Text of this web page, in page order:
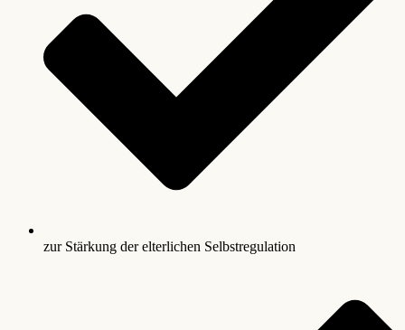
zur Stärkung der elterlichen Selbstregulation